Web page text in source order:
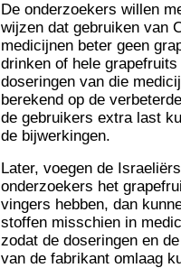
De onderzoekers willen
wijzen dat gebruiken van
medicijnen beter geen
drinken of hele
doseringen van die
berekend op de
de gebruikers extra last
de bijwerkingen.
Later, voegen de
onderzoekers het
vingers hebben, dan
stoffen misschien in
zodat de doseringen en
van de fabrikant omlaag